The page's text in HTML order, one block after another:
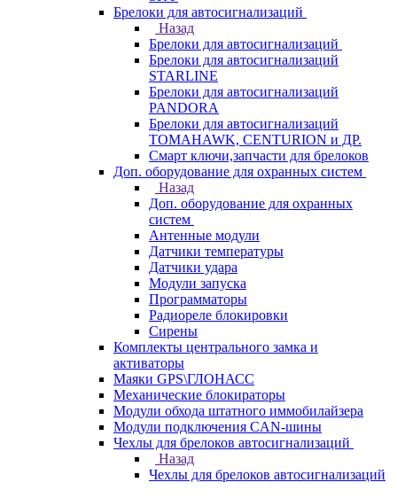
Брелоки для автосигнализаций
Назад
Брелоки для автосигнализаций
Брелоки для автосигнализаций
STARLINE
Брелоки для автосигнализаций
PANDORA
Брелоки для автосигнализаций
TOMAHAWK, CENTURION и ДР.
Смарт ключи,запчасти для брелоков
Доп. оборудование для охранных систем
Назад
Доп. оборудование для охранных
систем
Антенные модули
Датчики температуры
Датчики удара
Модули запуска
Программаторы
Радиореле блокировки
Сирены
Комплекты центрального замка и
активаторы
Маяки GPS\ГЛОНАСС
Механические блокираторы
Модули обхода штатного иммобилайзера
Модули подключения CAN-шины
Чехлы для брелоков автосигнализаций
Назад
Чехлы для брелоков автосигнализаций